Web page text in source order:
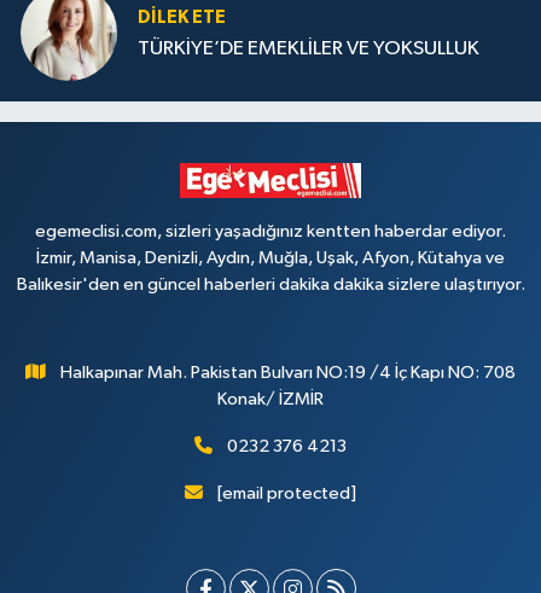
DILEK ETE
TÜRKİYE’DE EMEKLİLER VE YOKSULLUK
egemeclisi.com, sizleri yaşadığınız kentten haberdar ediyor.
İzmir, Manisa, Denizli, Aydın, Muğla, Uşak, Afyon, Kütahya ve
Balıkesir'den en güncel haberleri dakika dakika sizlere ulaştırıyor.
Halkapınar Mah. Pakistan Bulvarı NO:19 /4 İç Kapı NO: 708
Konak/ İZMİR
0232 376 4213
[email protected]